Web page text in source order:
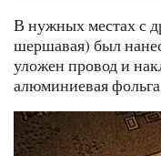
В нужных местах с
шершавая) был
уложен провод и
алюминиевая